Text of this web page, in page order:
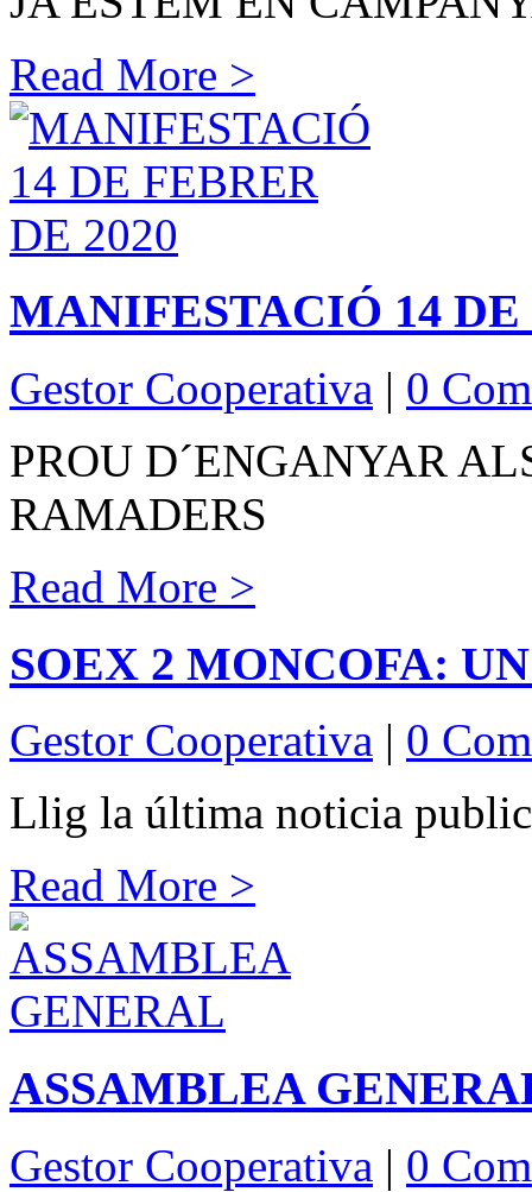
Read More >
MANIFESTACIÓ 14 DE
Gestor Cooperativa | 0
PROU D´ENGANYAR
RAMADERS
Read More >
SOEX 2 MONCOFA:
Gestor Cooperativa | 0
Llig la última noticia
Read More >
ASSAMBLEA
Gestor Cooperativa | 0